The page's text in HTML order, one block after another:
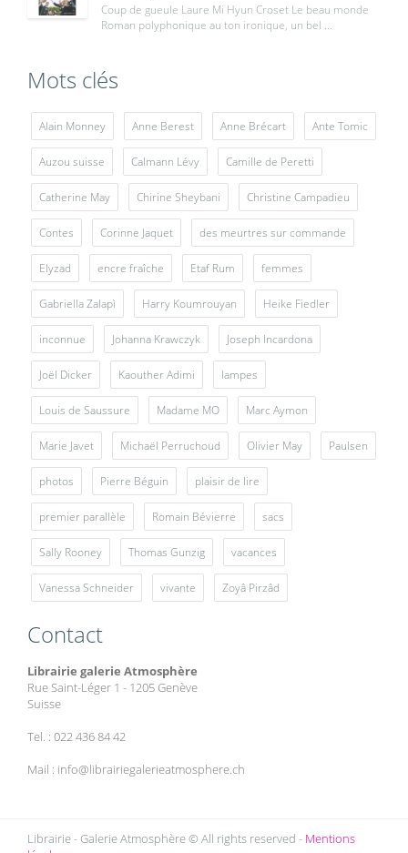
Coup de gueule Laure Mi Hyun Croset Le beau monde
Roman polyphonique au ton ironique, un bel ...
Mots clés
Alain Monney Anne Berest Anne Brécart Ante Tomic
Auzou suisse Calmann Lévy Camille de Peretti
Catherine May Chirine Sheybani Christine Campadieu
Contes Corinne Jaquet des meurtres sur commande
Elyzad encre fraîche Etaf Rum femmes
Gabriella Zalapì Harry Koumrouyan Heike Fiedler
inconnue Johanna Krawczyk Joseph Incardona
Joël Dicker Kaouther Adimi lampes
Louis de Saussure Madame MO Marc Aymon
Marie Javet Michaël Perruchoud Olivier May Paulsen
photos Pierre Béguin plaisir de lire
premier parallèle Romain Bévierre sacs
Sally Rooney Thomas Gunzig vacances
Vanessa Schneider vivante Zoyâ Pirzâd
Contact
Librairie galerie Atmosphère
Rue Saint-Léger 1 - 1205 Genève
Suisse
Tel. : 022 436 84 42
Mail : info@librairiegalerieatmosphere.ch
Librairie - Galerie Atmosphère © All rights reserved - Mentions